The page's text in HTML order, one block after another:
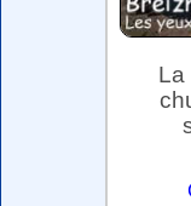
La